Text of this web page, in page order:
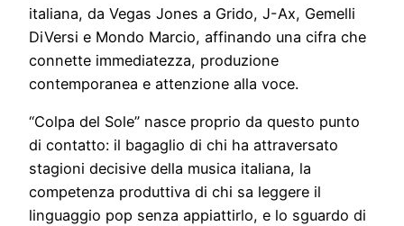
italiana, da Vegas Jones a Grido, J-Ax, Gemelli
DiVersi e Mondo Marcio, affinando una cifra che
connette immediatezza, produzione
contemporanea e attenzione alla voce.
“Colpa del Sole” nasce proprio da questo punto
di contatto: il bagaglio di chi ha attraversato
stagioni decisive della musica italiana, la
competenza produttiva di chi sa leggere il
linguaggio pop senza appiattirlo, e lo sguardo di